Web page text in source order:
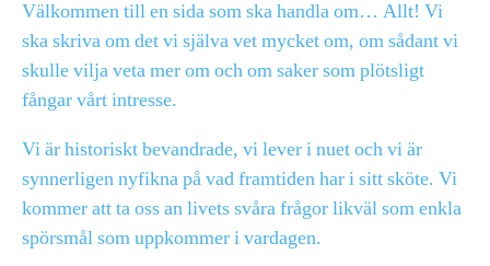
Välkommen till en sida som ska handla om… Allt! Vi
ska skriva om det vi själva vet mycket om, om sådant vi
skulle vilja veta mer om och om saker som plötsligt
fångar vårt intresse.
Vi är historiskt bevandrade, vi lever i nuet och vi är
synnerligen nyfikna på vad framtiden har i sitt sköte. Vi
kommer att ta oss an livets svåra frågor likväl som enkla
spörsmål som uppkommer i vardagen.